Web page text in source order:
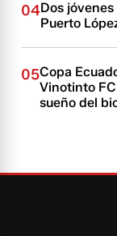
04Dos
Puerto
05Copa
Vinotinto
sueño del